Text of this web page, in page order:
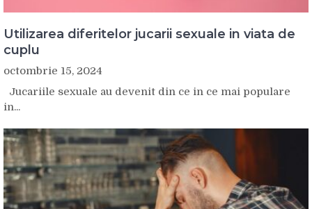
Utilizarea diferitelor jucarii sexuale in viata de
cuplu
octombrie 15, 2024
Jucariile sexuale au devenit din ce in ce mai populare
in...